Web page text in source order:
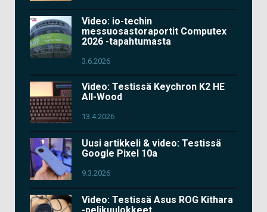
Video: io-techin
messuosastoraportit Computex
2026 -tapahtumasta
3.6.2026
Video: Testissä Keychron K2 HE
All-Wood
13.4.2026
Uusi artikkeli & video: Testissä
Google Pixel 10a
9.3.2026
Video: Testissä Asus ROG Kithara
-pelikuulokkeet